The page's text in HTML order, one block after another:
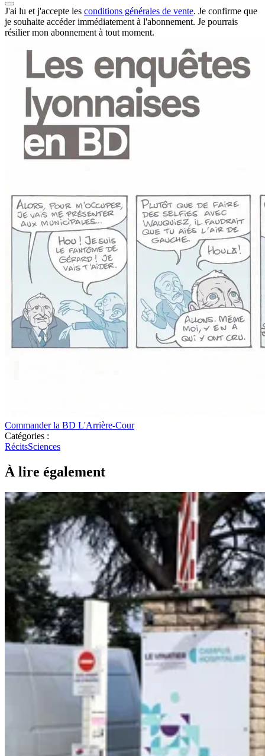
J'ai lu et j'accepte les conditions générales de vente. Je confirme que
je souhaite accéder immédiatement à l'abonnement. Je pourrais
résilier mon abonnement à tout moment.
Commander la BD L'Arrière-Cour
Catégories :
RécitsSciences
À lire également